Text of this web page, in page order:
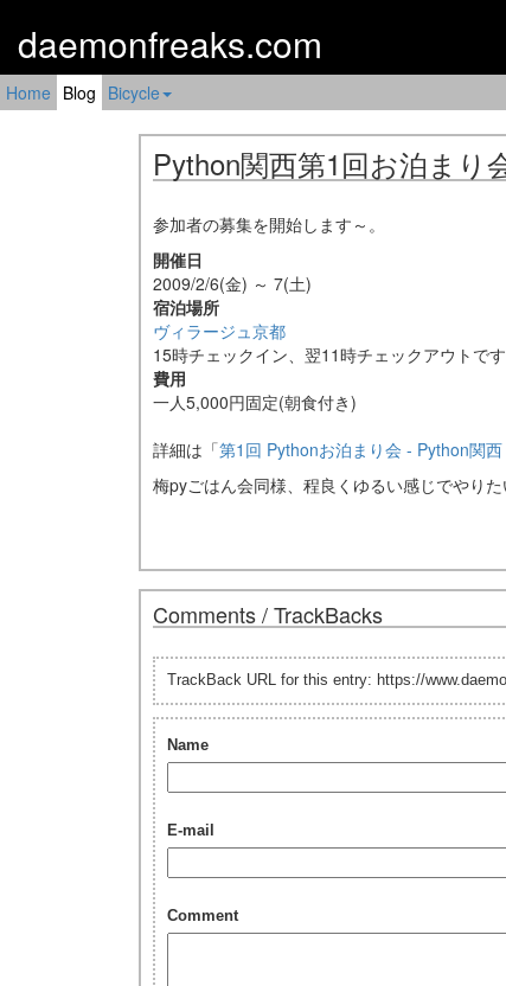
daemonfreaks.com
Home Blog Bicycle
Python関西第1回お泊まり
参加者の募集を開始します～。
開催日
2009/2/6(金) ～ 7(土)
宿泊場所
ヴィラージュ京都
15時チェックイン、翌11時チェックアウトです
費用
一人5,000円固定(朝食付き)
詳細は「第1回 Pythonお泊まり会 - Python関
梅pyごはん会同様、程良くゆるい感じでやり
Comments / TrackBacks
TrackBack URL for this entry: https://
Name
E-mail
Comment